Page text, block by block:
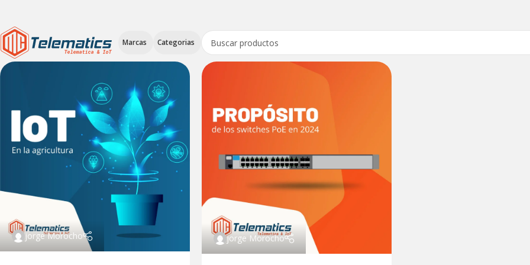
Marcas Categorias
jorge Morocho jorge Morocho